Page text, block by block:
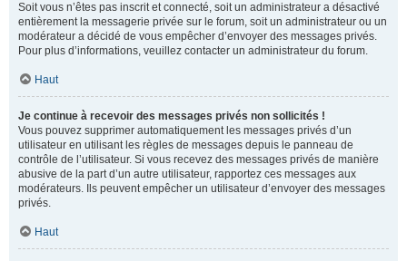
Soit vous n’êtes pas inscrit et connecté, soit un administrateur a désactivé
entièrement la messagerie privée sur le forum, soit un administrateur ou un
modérateur a décidé de vous empêcher d’envoyer des messages privés.
Pour plus d’informations, veuillez contacter un administrateur du forum.
Haut
Je continue à recevoir des messages privés non sollicités !
Vous pouvez supprimer automatiquement les messages privés d’un
utilisateur en utilisant les règles de messages depuis le panneau de
contrôle de l’utilisateur. Si vous recevez des messages privés de manière
abusive de la part d’un autre utilisateur, rapportez ces messages aux
modérateurs. Ils peuvent empêcher un utilisateur d’envoyer des messages
privés.
Haut